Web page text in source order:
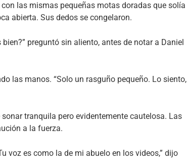
las mismas pequeñas motas doradas que solía
abierta. Sus dedos se congelaron.
preguntó sin aliento, antes de notar a Daniel
las manos. “Solo un rasguño pequeño. Lo siento,
tranquila pero evidentemente cautelosa. Las
a la fuerza.
voz es como la de mi abuelo en los videos,” dijo